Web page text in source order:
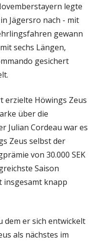
legte
Jägersro nach - mit
gewann
sechs Längen,
gesichert
erzielte Höwings Zeus
über die
Julian Cordeau war es
Zeus selbst der
von 30.000 SEK
Saison
insgesamt knapp
dem er sich entwickelt
als nächstes im